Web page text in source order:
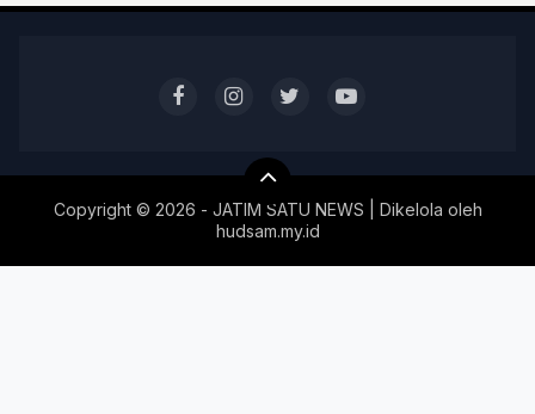
Copyright © 2026 - JATIM SATU NEWS | Dikelola oleh
hudsam.my.id